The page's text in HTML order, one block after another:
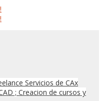
Servicios de CAx
; Creacion de cursos y